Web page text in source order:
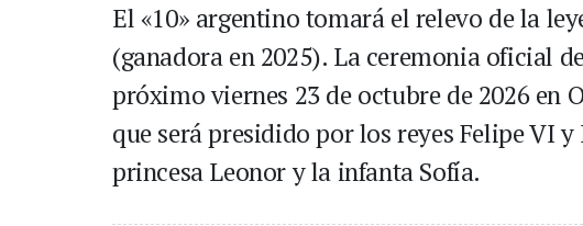
El «10» argentino tomará el relevo de la
(ganadora en 2025). La ceremonia oficial
próximo viernes 23 de octubre de 2026 en
que será presidido por los reyes Felipe VI
princesa Leonor y la infanta Sofía.